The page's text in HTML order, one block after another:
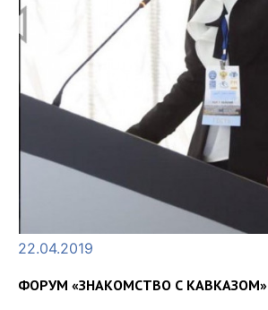
22.04.2019
ФОРУМ «ЗНАКОМСТВО С КАВКАЗОМ»